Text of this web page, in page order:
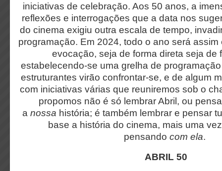
iniciativas de celebração. Aos 50 anos, a
reflexões e interrogações que a data nos
do cinema exigiu outra escala de tempo,
programação. Em 2024, todo o ano será
evocação, seja de forma direta seja de
estabelecendo-se uma grelha de
estruturantes virão confrontar-se, e de algum
com iniciativas várias que reuniremos sob o
propomos não é só lembrar Abril, ou
a nossa história; é também lembrar e pensar
base a história do cinema, mais uma
pensando com ela.
ABRIL 50